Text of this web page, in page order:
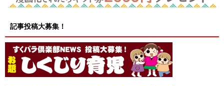
記事投稿大募集！